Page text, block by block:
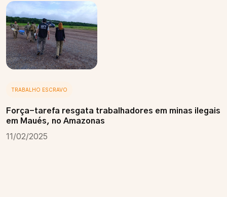
TRABALHO ESCRAVO
Força-tarefa resgata trabalhadores em minas ilegais
em Maués, no Amazonas
11/02/2025